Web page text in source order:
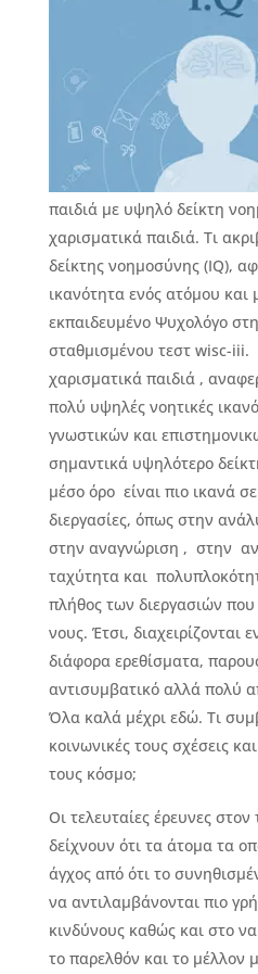
παιδιά με υψηλό δείκτη
χαρισματικά παιδιά. Τι
δείκτης νοημοσύνης (IQ),
ικανότητα ενός ατόμου και
εκπαιδευμένο Ψυχολόγο
σταθμισμένου τεστ wisc-
χαρισματικά παιδιά ,
πολύ υψηλές νοητικές
γνωστικών και
σημαντικά υψηλότερο
μέσο όρο είναι πιο ικανά
διεργασίες, όπως στην
στην αναγνώριση , στην
ταχύτητα και
πλήθος των διεργασιών
νους. Έτσι, διαχειρίζονται
διάφορα ερεθίσματα,
αντισυμβατικό αλλά πολύ
Όλα καλά μέχρι εδώ. Τι
κοινωνικές τους σχέσεις
τους κόσμο;
Οι τελευταίες έρευνες
δείχνουν ότι τα άτομα τα
άγχος από ότι το
να αντιλαμβάνονται πιο
κινδύνους καθώς και στο
το παρελθόν και το μέλλον